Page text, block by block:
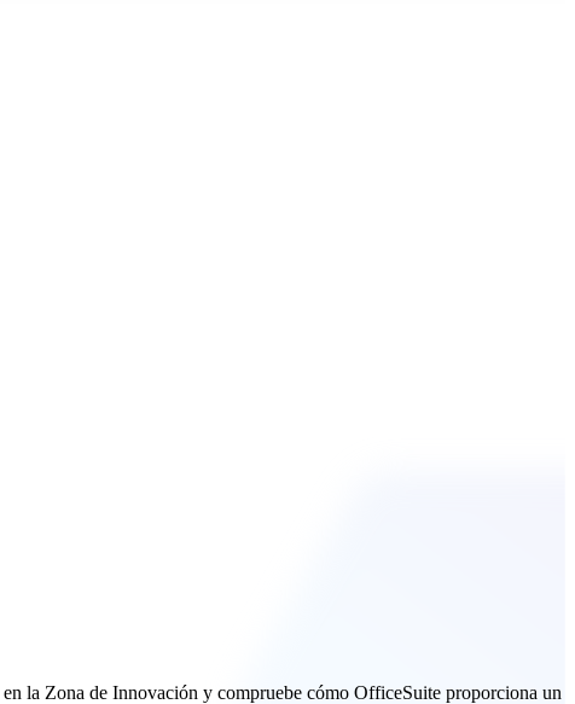
la Zona de Innovación y compruebe cómo OfficeSuite proporciona un